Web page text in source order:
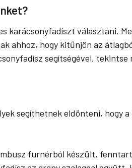
karácsonyfadíszt választani.
ahhoz, hogy kitűnjön az
segítségével, tekintse
segíthetnek eldönteni, hogy
furnérból készült,